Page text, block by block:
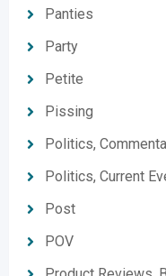
Panties
Party
Petite
Pissing
Politics,
Politics, Current
Post
POV